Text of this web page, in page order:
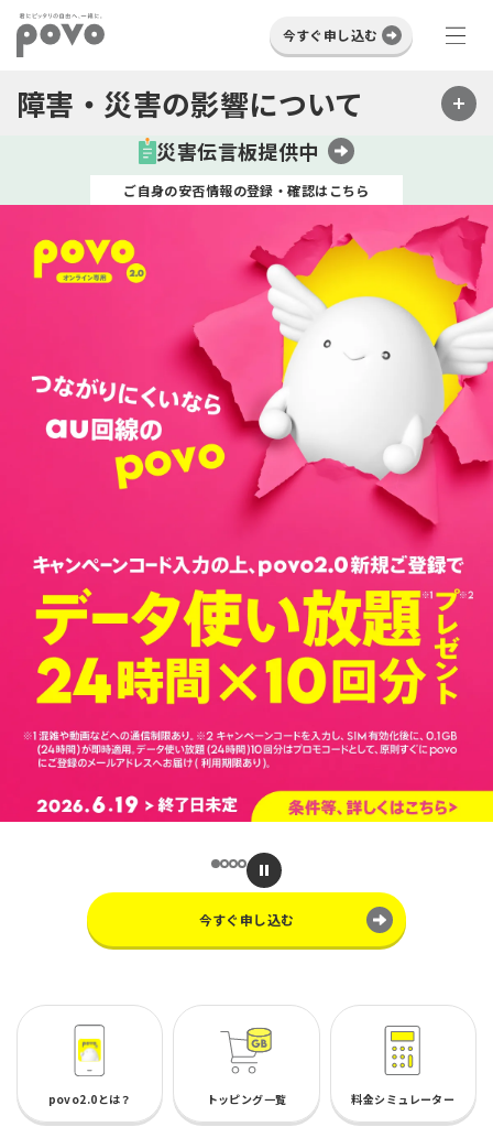
今すぐ申し込む
障害・災害の影響について
災害伝言板提供中
ご自身の安否情報の登録・確認はこちら
今すぐ申し込む
povo2.0とは？ トッピング一覧 料金シミュレーター